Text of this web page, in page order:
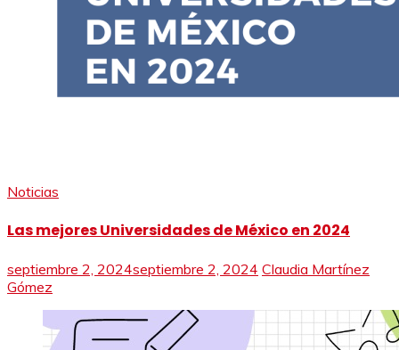
Noticias
Las mejores Universidades de México en 2024
septiembre 2, 2024septiembre 2, 2024 Claudia Martínez
Gómez